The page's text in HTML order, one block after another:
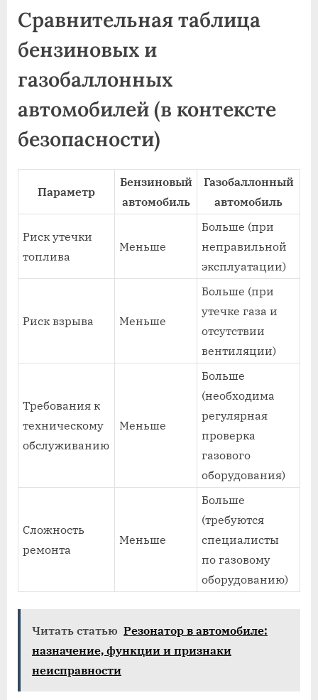
Сравнительная таблица
бензиновых и
газобаллонных
автомобилей (в контексте
безопасности)
Параметр
Бензиновый
автомобиль
Газобаллонный
автомобиль
Риск утечки
топлива
Меньше
Больше (при
неправильной
эксплуатации)
Риск взрыва Меньше
Больше (при
утечке газа и
отсутствии
вентиляции)
Требования к
техническому
обслуживанию
Меньше
Больше
(необходима
регулярная
проверка
газового
оборудования)
Сложность
ремонта
Меньше
Больше
(требуются
специалисты
по газовому
оборудованию)
Читать статью Резонатор в автомобиле:
назначение, функции и признаки
неисправности